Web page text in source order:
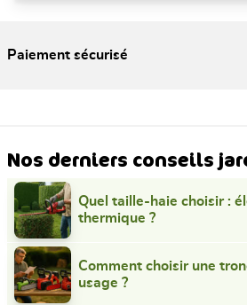
Paiement sécurisé
Nos derniers conseils
Quel taille-haie choisir :
thermique ?
Comment choisir une
usage ?